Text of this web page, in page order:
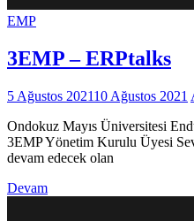
EMP
3EMP – ERPtalks
5 Ağustos 202110 Ağustos 2021
Ondokuz Mayıs Üniversitesi
3EMP Yönetim Kurulu Üyesi
devam edecek olan
Devam